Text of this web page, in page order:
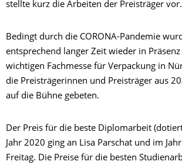
stellte kurz die Arbeiten der Preisträger vor.
Bedingt durch die CORONA-Pandemie
entsprechend langer Zeit wieder in
wichtigen Fachmesse für Verpackung in
die Preisträgerinnen und Preisträger aus
auf die Bühne gebeten.
Der Preis für die beste Diplomarbeit
Jahr 2020 ging an Lisa Parschat und im
Freitag. Die Preise für die besten